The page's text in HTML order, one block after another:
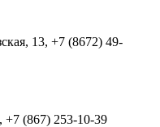
13, +7 (8672) 49-
+7 (867) 253-10-39